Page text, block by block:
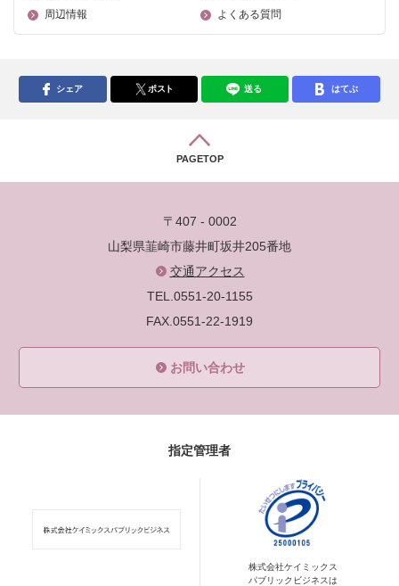
周辺情報
よくある質問
シェア ポスト 送る はてぶ
PAGETOP
〒407 - 0002
山梨県韮崎市藤井町坂井205番地
交通アクセス
TEL.0551-20-1155
FAX.0551-22-1919
お問い合わせ
指定管理者
株式会社ケイミックス
パブリックビジネスは